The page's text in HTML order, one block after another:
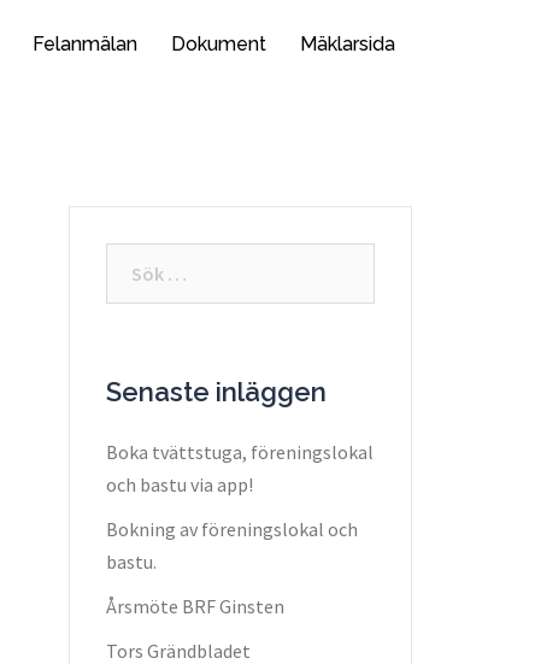
Felanmälan Dokument Mäklarsida
Senaste inläggen
Boka tvättstuga, föreningslokal
och bastu via app!
Bokning av föreningslokal och
bastu.
Årsmöte BRF Ginsten
Tors Grändbladet